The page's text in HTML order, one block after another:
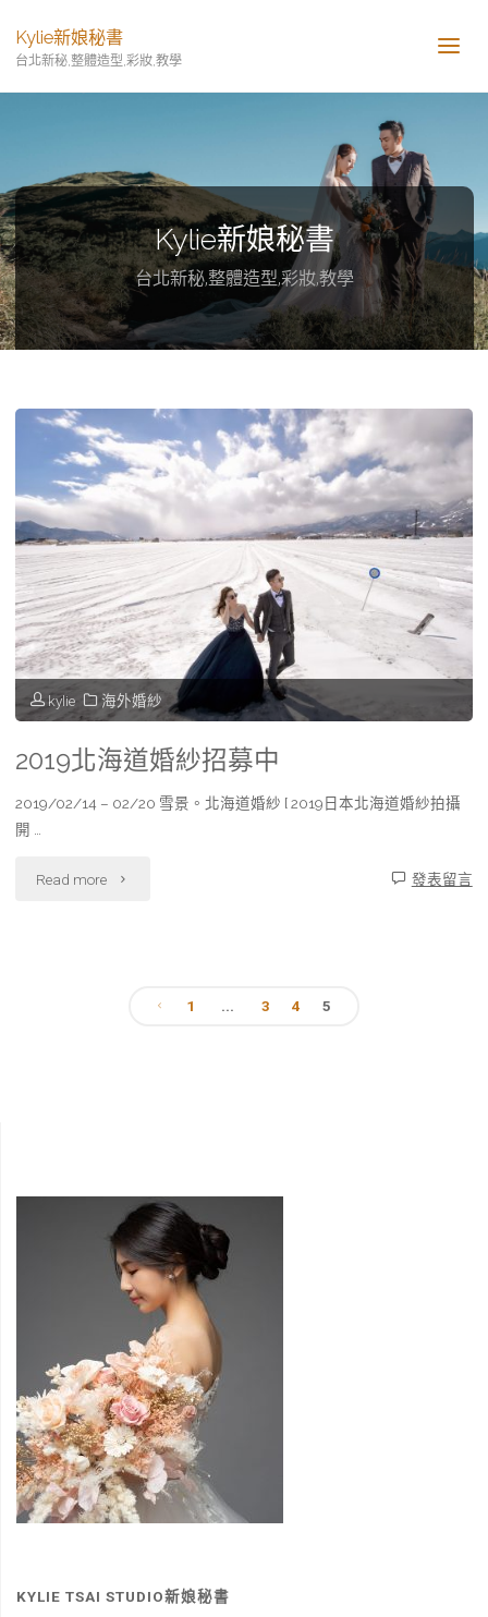
Kylie新娘秘書
台北新秘,整體造型,彩妝,教學
Kylie新娘秘書
台北新秘,整體造型,彩妝,教學
kylie 海外婚紗
2019北海道婚紗招募中
2019/02/14 – 02/20 雪景。北海道婚紗 [ 2019日本北海道婚紗拍攝
開 …
Read more "2019
中"
發表留言
覽
1 ... 3 4 5
KYLIE TSAI STUDIO新娘秘書